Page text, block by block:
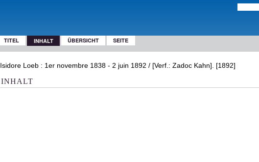
TITEL INHALT ÜBERSICHT SEITE
Isidore Loeb : 1er novembre 1838 - 2 juin 1892 / [Verf.: Zadoc Kahn]. [1892]
INHALT